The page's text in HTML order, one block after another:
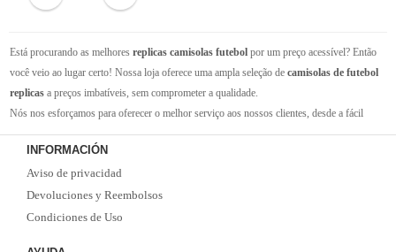
Está procurando as melhores replicas camisolas futebol por um preço acessível? Então
você veio ao lugar certo! Nossa loja oferece uma ampla seleção de camisolas de futebol
replicas a preços imbatíveis, sem comprometer a qualidade.
Nós nos esforçamos para oferecer o melhor serviço aos nossos clientes, desde a fácil
navegação em nosso site até a entrega rápida de seus pedidos. Com nossa equipe de
atendimento ao cliente amigável e experiente, você pode ter certeza de que receberá suporte
em todas as etapas do processo de compra.
Não se esqueça que, se o valor da sua compra for superior a 99 euros, oferecemos o
serviço de entrega EMS gratuito. Não perca a oportunidade de adquirir as melhores
INFORMACIÓN
Aviso de privacidad
Devoluciones y Reembolsos
Condiciones de Uso